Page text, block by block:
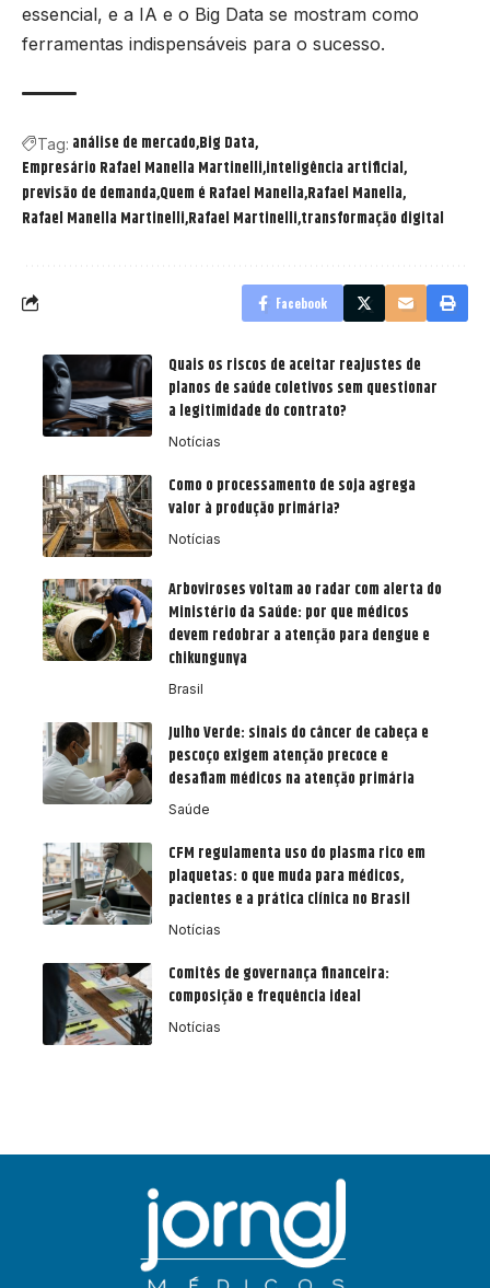
essencial, e a IA e o Big Data se mostram como
ferramentas indispensáveis para o sucesso.
Tag: análise de mercado Big Data
Empresário Rafael Manella Martinelli inteligência artificial
previsão de demanda Quem é Rafael Manella Rafael Manella
Rafael Manella Martinelli Rafael Martinelli transformação digital
Facebook
Quais os riscos de aceitar reajustes de
planos de saúde coletivos sem questionar
a legitimidade do contrato?
Notícias
Como o processamento de soja agrega
valor à produção primária?
Notícias
Arboviroses voltam ao radar com alerta do
Ministério da Saúde: por que médicos
devem redobrar a atenção para dengue e
chikungunya
Brasil
Julho Verde: sinais do câncer de cabeça e
pescoço exigem atenção precoce e
desafiam médicos na atenção primária
Saúde
CFM regulamenta uso do plasma rico em
plaquetas: o que muda para médicos,
pacientes e a prática clínica no Brasil
Notícias
Comitês de governança financeira:
composição e frequência ideal
Notícias